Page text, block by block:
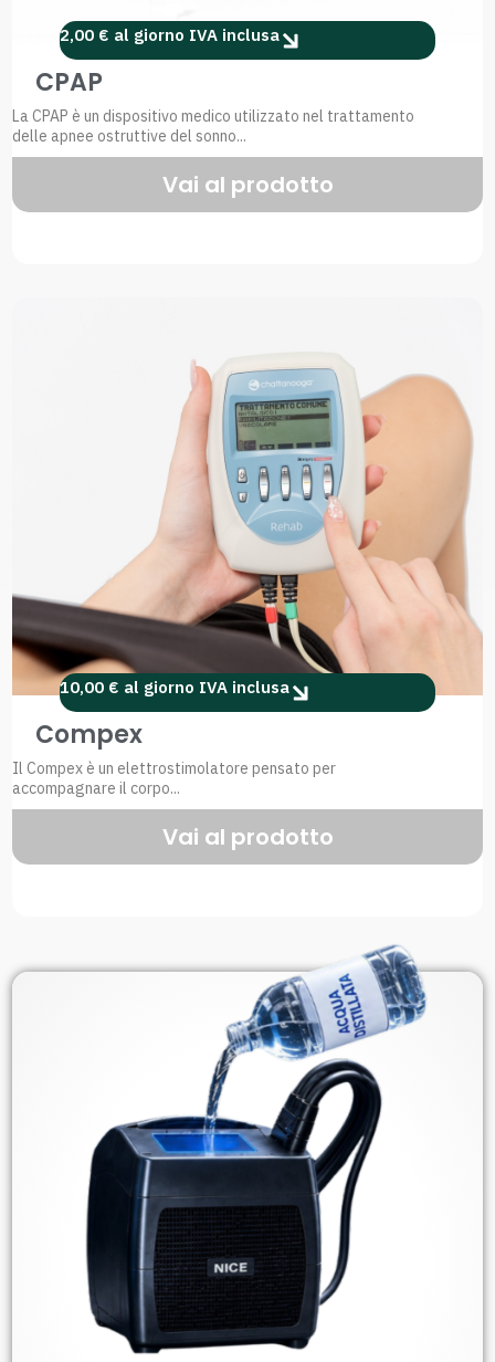
2,00 € al giorno IVA inclusa
CPAP
La CPAP è un dispositivo medico utilizzato nel trattamento
delle apnee ostruttive del sonno...
Vai al prodotto
10,00 € al giorno IVA inclusa
Compex
Il Compex è un elettrostimolatore pensato per
accompagnare il corpo...
Vai al prodotto